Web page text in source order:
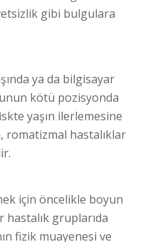
gibi bulgulara
ya da bilgisayar
kötü pozisyonda
yaşın ilerlemesine
romatizmal hastalıklar
için öncelikle boyun
hastalık gruplarıda
fizik muayenesi ve